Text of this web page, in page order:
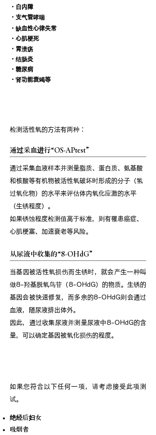
・白内障
・支气管哮喘
・缺血性心律失常
・心肌梗死
・胃溃疡
・结肠炎
・糖尿病
・肾功能衰竭等
检测活性氧的方法有两种：
通过采血进行“OS-APtest”
通过采集血液样本并测量脂质、蛋白质、氨基酸
和核酸等有机物被活性氧破坏时形成的分子（氢
过氧化物）的水平来评估体内氧化应激的水平
（生锈程度）。
如果锈蚀程度检测值高于标准，则有罹患癌症、
心肌梗塞、加速衰老等风险。
从尿液中收集的“8-OHdG”
当基因被活性氧损伤而生锈时，就会产生一种叫
做8-羟基脱氧鸟苷（8-OHdG）的物质。生锈的
基因会被快速修复，而多余的8-OHdG则会通过
血液，随尿液排出体外。
因此，通过收集尿液并测量尿液中8-OHdG的含
量，可以确定基因被氧化损伤的程度。
如果您符合以下任何一项，请考虑接受此项测
试。
绝经后妇女
吸烟者